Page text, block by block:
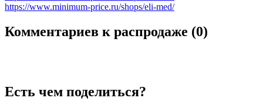
https://www.minimum-price.ru/shops/eli-med/
Комментариев к распродаже (0)
Есть чем поделиться?